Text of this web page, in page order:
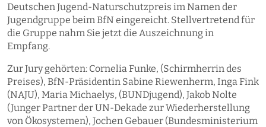
Deutschen Jugend-Naturschutzpreis im Namen der
Jugendgruppe beim BfN eingereicht. Stellvertretend für
die Gruppe nahm Sie jetzt die Auszeichnung in
Empfang.
Zur Jury gehörten: Cornelia Funke, (Schirmherrin des
Preises), BfN-Präsidentin Sabine Riewenherm, Inga Fink
(NAJU), Maria Michaelys, (BUNDjugend), Jakob Nolte
(Junger Partner der UN-Dekade zur Wiederherstellung
von Ökosystemen), Jochen Gebauer (Bundesministerium